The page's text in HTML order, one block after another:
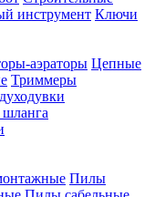
инструмент Ключи
аэраторы Цепные
Триммеры
Пилы